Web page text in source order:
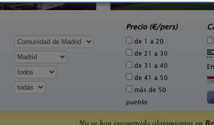
Precio (€/pers)
de 1 a 20
de 21 a 30
de 31 a 40
de 41 a 50
más de 50
pueblo:
No se han encontrado alojamientos en